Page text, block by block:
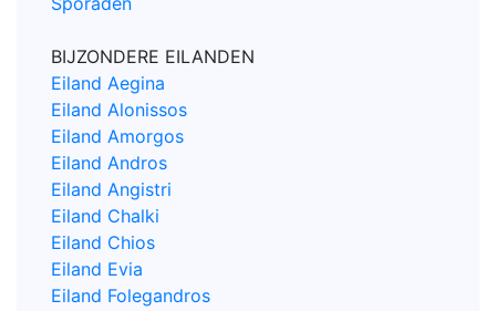
BIJZONDERE EILANDEN
Eiland Aegina
Eiland Alonissos
Eiland Amorgos
Eiland Andros
Eiland Angistri
Eiland Chalki
Eiland Chios
Eiland Evia
Eiland Folegandros